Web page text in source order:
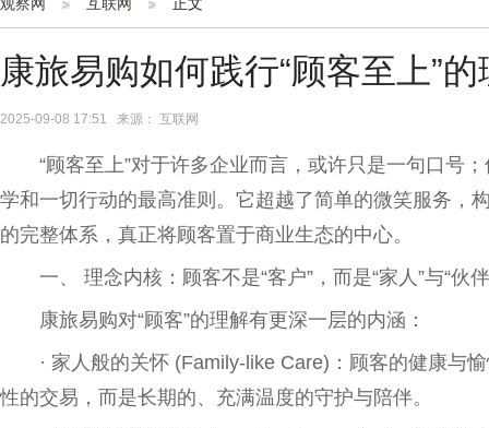
康旅易购如何践行“顾客至上”
2025-09-08 17:51 来源： 互联网
“顾客至上”对于许多企业而言，或许只是一句口号
学和一切行动的最高准则。它超越了简单的微笑服务，
的完整体系，真正将顾客置于商业生态的中心。
一、 理念内核：顾客不是“客户”，而是“家人”与“伙
康旅易购对“顾客”的理解有更深一层的内涵：
· 家人般的关怀 (Family-like Care)：顾客的健康与
性的交易 ，而是长期的、充满温度的守护与陪伴。